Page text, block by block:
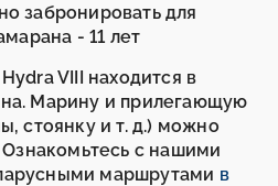
забронировать для
- 11 лет
VIII находится в
Марину и прилегающую
стоянку и т. д.) можно
с нашими
маршрутами в